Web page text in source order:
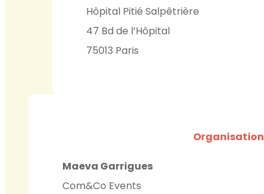
Hôpital Pitié Salpêtrière
47 Bd de l’Hôpital
75013 Paris
Organisation
Maeva Garrigues
Com&Co Events